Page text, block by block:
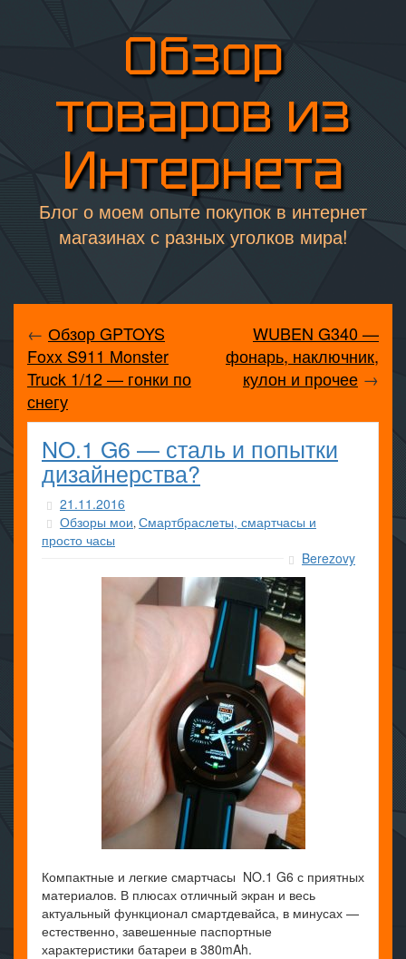
Обзор
товаров из
Интернета
Блог о моем опыте покупок в интернет
магазинах с разных уголков мира!
← Обзор GPTOYS
Foxx S911 Monster
Truck 1/12 — гонки по
снегу
WUBEN G340 —
фонарь, наключник,
кулон и прочее →
NO.1 G6 — сталь и попытки
дизайнерства?
21.11.2016
Обзоры мои, Смартбраслеты, смартчасы и
просто часы
Berezovy
Компактные и легкие смартчасы NO.1 G6 с приятных
материалов. В плюсах отличный экран и весь
актуальный функционал смартдевайса, в минусах —
естественно, завешенные паспортные
характеристики батареи в 380mAh.